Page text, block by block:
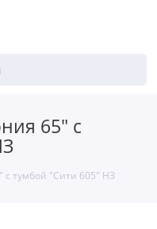
65" с
тумбой "Сити 605" НЗ